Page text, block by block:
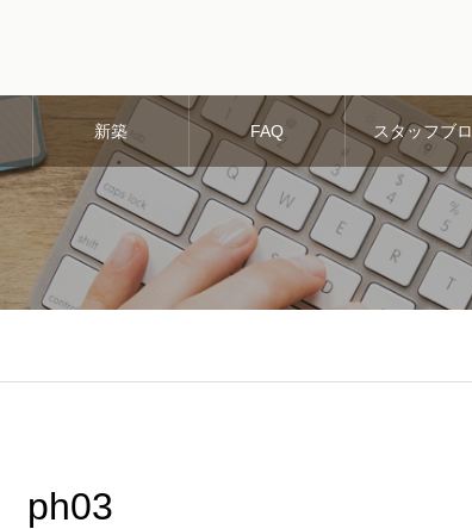
新築 FAQ スタッフブロ
グ
ph03